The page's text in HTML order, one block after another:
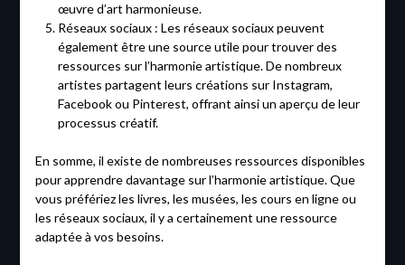
œuvre d’art harmonieuse.
Réseaux sociaux : Les réseaux sociaux peuvent
également être une source utile pour trouver des
ressources sur l’harmonie artistique. De nombreux
artistes partagent leurs créations sur Instagram,
Facebook ou Pinterest, offrant ainsi un aperçu de leur
processus créatif.
En somme, il existe de nombreuses ressources disponibles
pour apprendre davantage sur l’harmonie artistique. Que
vous préfériez les livres, les musées, les cours en ligne ou
les réseaux sociaux, il y a certainement une ressource
adaptée à vos besoins.